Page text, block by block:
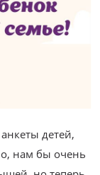
детей,
нам бы очень